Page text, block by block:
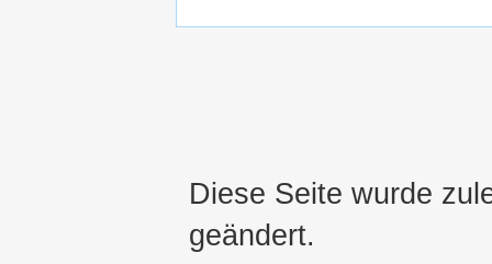
Diese Seite wurde
geändert.